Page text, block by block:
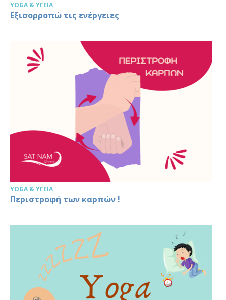
YOGA & ΥΓΕΊΑ
Εξισορροπώ τις ενέργειες
YOGA & ΥΓΕΊΑ
Περιστροφή των καρπών !